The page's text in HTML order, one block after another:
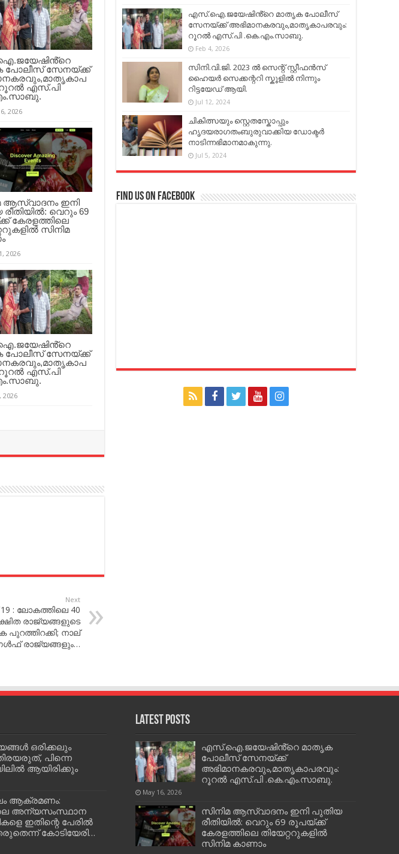
പോലീസ് സേനയ്ക്ക്
എസ്.പി
2026
ആസ്വാദനം ഇനി
വെറും 69
കേരളത്തിലെ
സിനിമ
2026
പോലീസ് സേനയ്ക്ക്
എസ്.പി
2026
Next
: ലോകത്തിലെ 40
രാജ്യങ്ങളുടെ
പുറത്തിറക്കി; നാല്
രാജ്യങ്ങളും…
എസ്.ഐ.ജയേഷിൻ്റെ മാതൃക പോലീസ്
സേനയ്ക്ക് അഭിമാനകരവും,മാതൃകാപരവും:
റൂറൽ എസ്.പി .കെ.എം.സാബു.
Feb 4, 2026
സിനി.വി.ജി. 2023 ൽ സെന്റ് സ്റ്റീഫൻസ്
ഹൈയർ സെക്കന്ററി സ്കൂളിൽ നിന്നും
റിട്ടയേഡ് ആയി.
Jul 12, 2024
ചികിത്സയും സ്റ്റെതസ്കോപ്പും
ഹൃദയരാഗതംബുരുവാക്കിയ ഡോക്ടർ
നാടിന്നഭിമാനമാകുന്നു.
Jul 5, 2024
Find us on Facebook
ഒരിക്കലും
പിന്നെ
ആയിരിക്കും
ആക്രമണം:
അന്യസംസ്ഥാന
ഇതിന്റെ പേരില്‍
കോടിയേരി…
Latest Posts
എസ്.ഐ.ജയേഷിൻ്റെ മാതൃക
പോലീസ് സേനയ്ക്ക്
അഭിമാനകരവും,മാതൃകാപരവും:
റൂറൽ എസ്.പി .കെ.എം.സാബു.
May 16, 2026
സിനിമ ആസ്വാദനം ഇനി പുതിയ
രീതിയിൽ: വെറും 69 രൂപയ്ക്ക്
കേരളത്തിലെ തിയേറ്ററുകളിൽ
സിനിമ കാണാം